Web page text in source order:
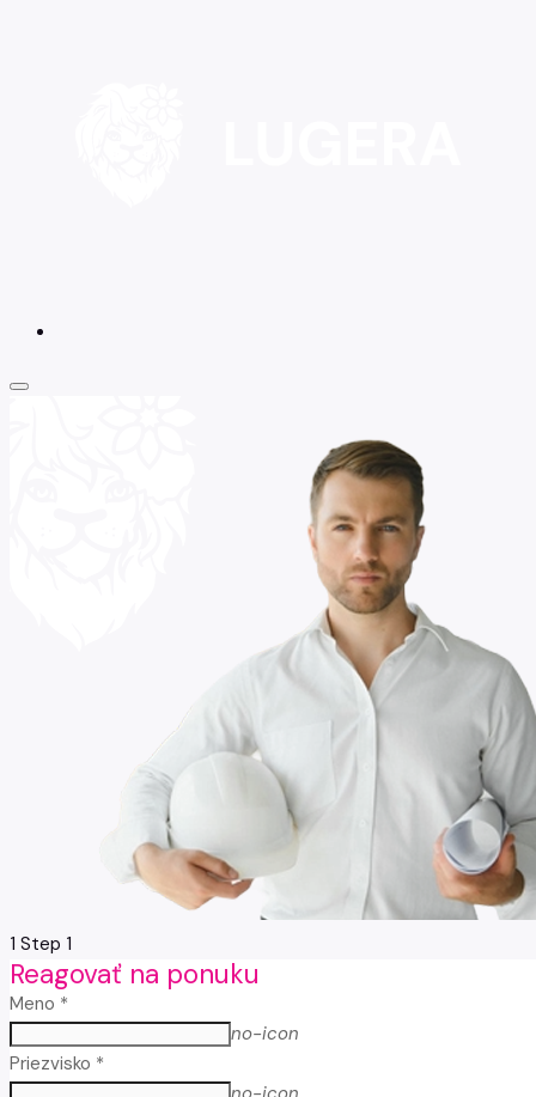
1 Step 1
Reagovať na ponuku
Meno *
no-icon
Priezvisko *